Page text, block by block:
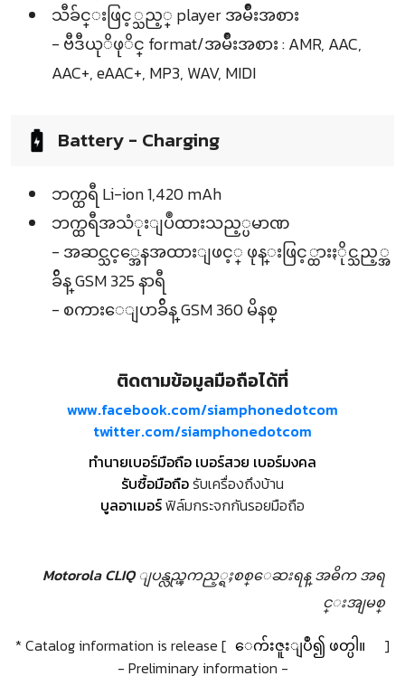
သီခ်င္းဖြင့္သည့္ player အမ်ဳိးအစား
- ဗီဒီယုိဖုိင္ format/အမ်ဳိးအစား : AMR, AAC,
AAC+, eAAC+, MP3, WAV, MIDI
Battery - Charging
ဘက္ထရီ Li-ion 1,420 mAh
ဘက္ထရီအသံုးျပဳထားသည့္ပမာဏ
- အဆင္သင့္အေနအထားျဖင့္ ဖုန္းဖြင့္ထားႏိုင္သည့္အ
ခ်ိန္ GSM 325 နာရီ
- စကားေျပာခ်ိန္ GSM 360 မိနစ္
ติดตามข้อมูลมือถือได้ที่
www.facebook.com/siamphonedotcom
twitter.com/siamphonedotcom
ทำนายเบอร์มือถือ เบอร์สวย เบอร์มงคล
รับซื้อมือถือรับเครื่องถึงบ้าน
บูลอาเมอร์ฟิล์มกระจกกันรอยมือถือ
Motorola CLIQ ျပန္လည္ၾကည့္ရႈစစ္ေဆးရန္ အဓိက အရ
င္းအျမစ္
* Catalog information is release [ ေက်းဇူးျပဳ၍ ဖတ္ပါ။
]
- Preliminary information -